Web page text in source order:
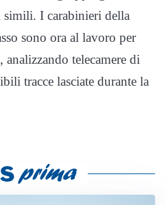
I carabinieri della
sono ora al lavoro per
telecamere di
tracce lasciate durante la